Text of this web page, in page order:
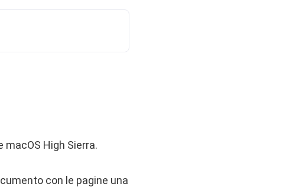
High Sierra.
con le pagine una